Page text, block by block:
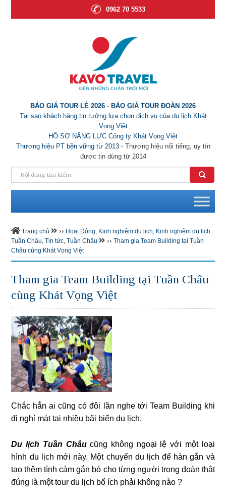
0962 70 5533
BÁO GIÁ TOUR LẺ 2026 - BÁO GIÁ TOUR ĐOÀN 2026
Tại sao khách hàng tin tưởng lựa chọn dịch vụ của du lịch Khát
Vọng Việt
HỒ SƠ NĂNG LỰC Công ty Khát Vọng Việt
Thương hiệu PT bền vững từ 2013- Thương hiệu nổi tiếng, uy tín
được tin dùng từ 2014
Trang chủ ›› Hoạt Động, Kinh nghiệm du lịch, Kinh nghiệm du lịch
Tuần Châu,Tin tức,Tuần Châu ›› Tham gia Team Building tại Tuần
Châu cùng Khát Vọng Việt
Tham gia Team Building tại Tuần Châu
cùng Khát Vọng Việt
Chắc hẳn ai cũng có đôi lần nghe tới Team Building khi
đi nghỉ mát tại nhiều bãi biển du lịch.
Du lịch Tuần Châucũng không ngoại lệ với một loại
hình du lịch mới này. Một chuyến du lịch để hàn gắn và
tạo thêm tình cảm gắn bó cho từng người trong đoàn thật
đúng là một tour du lịch bổ ích phải không nào ?